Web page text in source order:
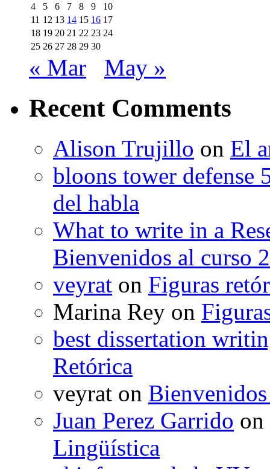
4
5 6 7 8 9
10
11 12 13 14 15 16 17
18 19 20 21 22 23 24
25 26 27 28 29 30
« Mar May »
Recent Comments
Alison Trujillo on El
bloons tower defense
del habla
What to write in a
Bienvenidos al curso
veyrat on Figuras
Marina Rey on
best dissertation
Retórica
veyrat on
Juan Perez Garrido on
Lingüística